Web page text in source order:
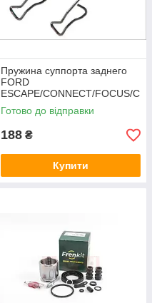
Пружина суппорта заднего
FORD
ESCAPE/CONNECT/FOCUS/C
-MAX/KUGA 2002- (К-КТ 2ШТ)
QUICK BRAKE
Готово до відправки
188 ₴
Купити